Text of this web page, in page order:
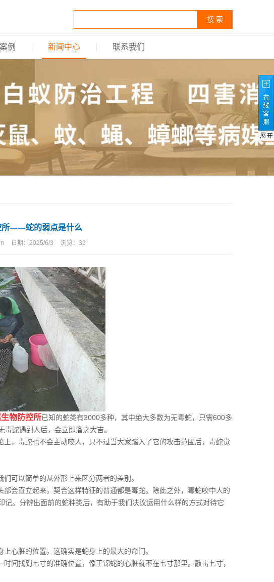
搜 索
例 新闻中心 联系我们
所——蛇的弱点是什么
日期： 2025/6/3 浏览： 32
物防控所已知的蛇类有3000多种，其中绝大多数为无毒蛇，只需600多
蛇遇到人后，会立即溜之大吉。
，毒蛇也不会主动咬人，只不过当大家踏入了它的攻击范围后，毒蛇觉
可以简单的从外形上来区分两者的差别。
会直立起来，契合这样特征的普通都是毒蛇。除此之外，毒蛇咬中人的
。分辨出面前的蛇种类后，有助于我们决议运用什么样的方式对待它
心脏的位置，这确实是蛇身上的最大的命门。
间找到七寸的准确位置，像王锦蛇的心脏就不在七寸那里。敲击七寸，